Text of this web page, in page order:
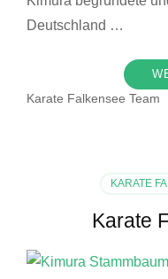
Deutschland …
Karate Falkensee Team
KARATE
Karate